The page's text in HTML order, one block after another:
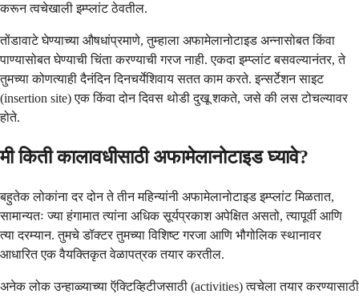
करून त्वचेखाली इम्प्लांट ठेवतील.
तोंडावाटे घेण्याच्या औषधांप्रमाणे, तुम्हाला अफामेलानोटाइड अन्नासोबत किंवा
पाण्यासोबत घेण्याची चिंता करण्याची गरज नाही. एकदा इम्प्लांट बसवल्यानंतर, ते
तुमच्या कोणत्याही दैनंदिन दिनचर्येशिवाय सतत काम करते. इन्सर्टेशन साइट
(insertion site) एक किंवा दोन दिवस थोडी दुखू शकते, जसे की लस टोचल्यावर
होते.
मी किती कालावधीसाठी अफामेलानोटाइड घ्यावे?
बहुतेक लोकांना दर दोन ते तीन महिन्यांनी अफामेलानोटाइड इम्प्लांट मिळतात,
सामान्यतः ज्या हंगामात त्यांना अधिक सूर्यप्रकाश अपेक्षित असतो, त्यापूर्वी आणि
त्या दरम्यान. तुमचे डॉक्टर तुमच्या विशिष्ट गरजा आणि भौगोलिक स्थानावर
आधारित एक वैयक्तिकृत वेळापत्रक तयार करतील.
अनेक लोक उन्हाळ्याच्या ऍक्टिव्हिटीजसाठी (activities) त्वचेला तयार करण्यासाठी